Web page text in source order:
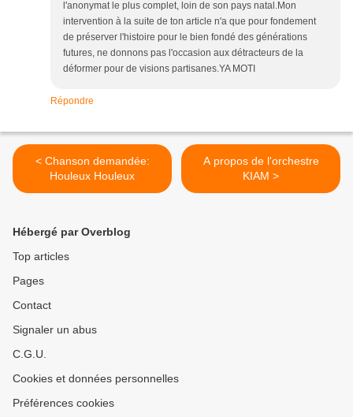
l'anonymat le plus complet, loin de son pays natal.Mon
intervention à la suite de ton article n'a que pour fondement
de préserver l'histoire pour le bien fondé des générations
futures, ne donnons pas l'occasion aux détracteurs de la
déformer pour de visions partisanes.YA MOTI
Répondre
< Chanson demandée:
Houleux Houleux
A propos de l'orchestre
KIAM >
Hébergé par Overblog
Top articles
Pages
Contact
Signaler un abus
C.G.U.
Cookies et données personnelles
Préférences cookies